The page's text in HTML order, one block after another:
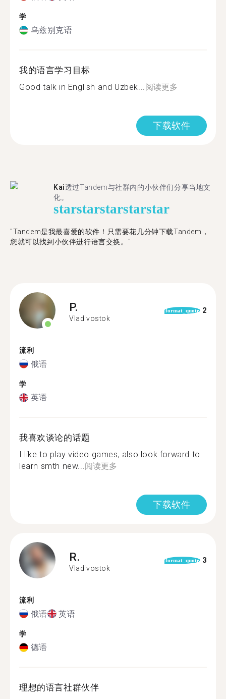
学
乌兹别克语
我的语言学习目标
Good talk in English and Uzbek...阅读更多
下载软件
Kai透过Tandem与社群内的小伙伴们分享当地文
化。
starstarstarstarstar
"Tandem是我最喜爱的软件！只需要花几分钟下载Tandem，
您就可以找到小伙伴进行语言交换。"
P.
Vladivostok
format_quote 2
流利
俄语
学
英语
我喜欢谈论的话题
I like to play video games, also look forward to
learn smth new...阅读更多
下载软件
R.
Vladivostok
format_quote 3
流利
俄语 英语
学
德语
理想的语言社群伙伴